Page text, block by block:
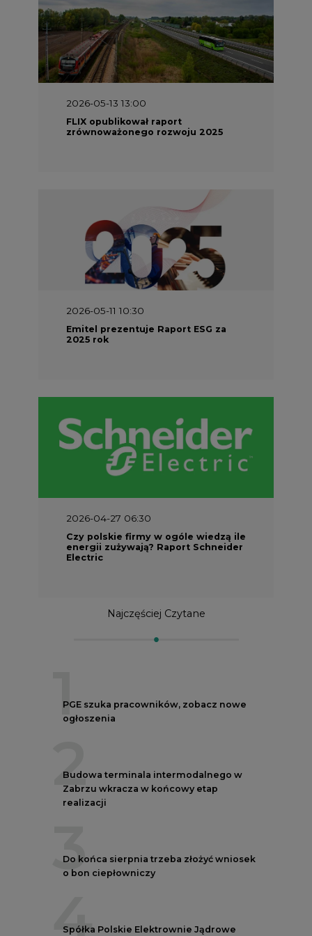
2026-05-13 13:00
FLIX opublikował raport
zrównoważonego rozwoju 2025
2026-05-11 10:30
Emitel prezentuje Raport ESG za
2025 rok
2026-04-27 06:30
Czy polskie firmy w ogóle wiedzą ile
energii zużywają? Raport Schneider
Electric
Najczęściej Czytane
1
PGE szuka pracowników, zobacz nowe
ogłoszenia
2
Budowa terminala intermodalnego w
Zabrzu wkracza w końcowy etap
realizacji
3
Do końca sierpnia trzeba złożyć wniosek
o bon ciepłowniczy
4
Spółka Polskie Elektrownie Jądrowe